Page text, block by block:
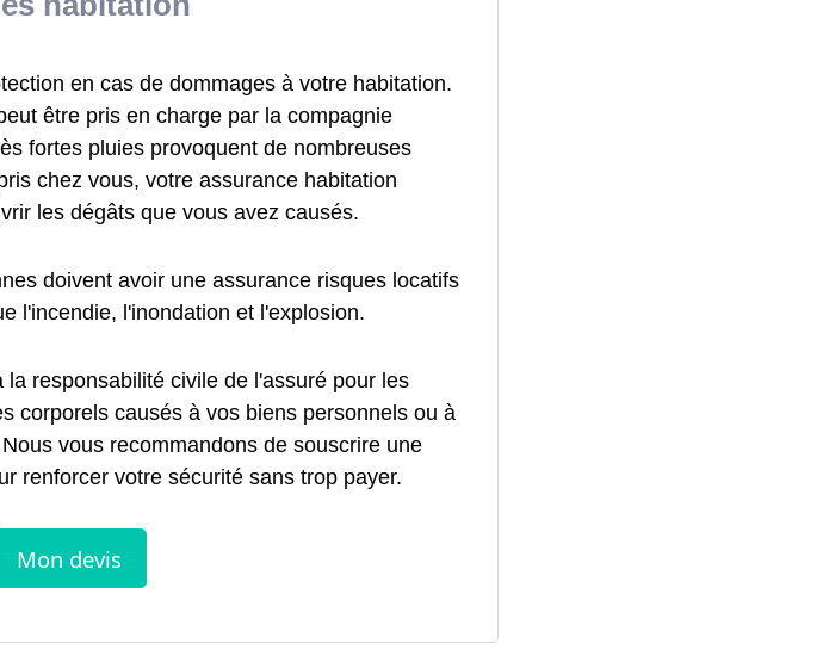
en cas de dommages à votre habitation.
être pris en charge par la compagnie
fortes pluies provoquent de nombreuses
chez vous, votre assurance habitation
les dégâts que vous avez causés.
doivent avoir une assurance risques locatifs
l'incendie, l'inondation et l'explosion.
responsabilité civile de l'assuré pour les
corporels causés à vos biens personnels ou à
vous recommandons de souscrire une
renforcer votre sécurité sans trop payer.